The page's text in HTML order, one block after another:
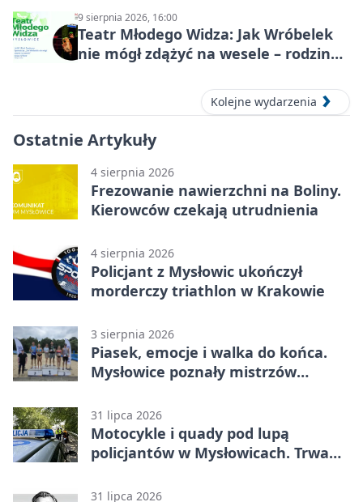
9 sierpnia 2026, 16:00
Teatr Młodego Widza: Jak Wróbelek
nie mógł zdążyć na wesele – rodzinny
Kolejne wydarzenia
Ostatnie Artykuły
4 sierpnia 2026
Frezowanie nawierzchni na Boliny.
Kierowców czekają utrudnienia
4 sierpnia 2026
Policjant z Mysłowic ukończył
morderczy triathlon w Krakowie
3 sierpnia 2026
Piasek, emocje i walka do końca.
Mysłowice poznały mistrzów
31 lipca 2026
Motocykle i quady pod lupą
policjantów w Mysłowicach. Trwa
31 lipca 2026